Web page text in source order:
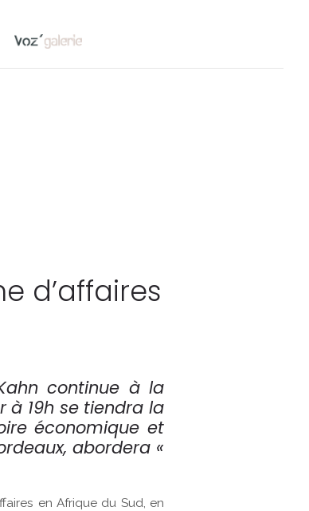
d’affaires
continue à la
à 19h se tiendra la
économique et
abordera «
en Afrique du Sud, en